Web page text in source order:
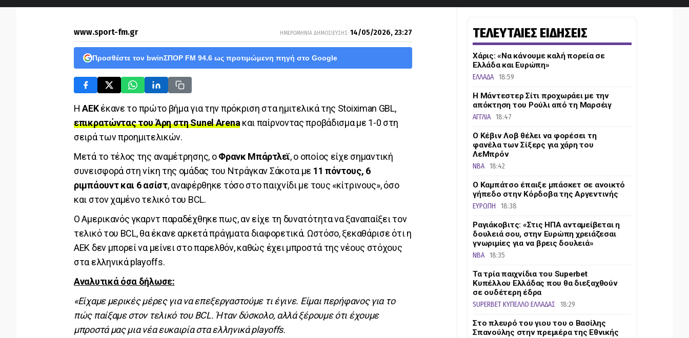
www.sport-fm.gr ΗΜΕΡΟΜΗΝΙΑ ΔΗΜΟΣΙΕΥΣΗΣ: 14/05/2026, 23:27
Προσθέστε τον bwinΣΠΟΡ FM 94.6 ως προτιμώμενη πηγή στο Google
ΗΑΕΚέκανε το πρώτο βήμα για την πρόκριση στα ημιτελικά της Stoiximan GBL,
επικρατώντας του Άρη στη Sunel Arena και παίρνοντας προβάδισμα με 1-0 στη
σειρά των προημιτελικών.
Μετά το τέλος της αναμέτρησης, οΦρανκ Μπάρτλεϊ, ο οποίος είχε σημαντική
συνεισφορά στη νίκη της ομάδας του Ντράγκαν Σάκοτα με 11 πόντους, 6
ριμπάουντ και 6 ασίστ, αναφέρθηκε τόσο στο παιχνίδι με τους «κίτρινους», όσο
και στον χαμένο τελικό του BCL.
Ο Αμερικανός γκαρντ παραδέχθηκε πως, αν είχε τη δυνατότητα να ξαναπαίξει τον
τελικό του BCL, θα έκανε αρκετά πράγματα διαφορετικά. Ωστόσο, ξεκαθάρισε ότι η
ΑΕΚ δεν μπορεί να μείνει στο παρελθόν, καθώς έχει μπροστά της νέους στόχους
στα ελληνικά playoffs.
Αναλυτικά όσα δήλωσε:
«Είχαμε μερικές μέρες για να επεξεργαστούμε τι έγινε. Είμαι περήφανος για το
πώς παίξαμε στον τελικό του BCL. Ήταν δύσκολο, αλλά ξέρουμε ότι έχουμε
μπροστά μας μια νέα ευκαιρία στα ελληνικά playoffs.
ΤΕΛΕΥΤΑΙΕΣ ΕΙΔΗΣΕΙΣ
Χάρις: «Να κάνουμε καλή πορεία σε
Ελλάδα και Ευρώπη»
ΕΛΛΑΔΑ 18:59
Η Μάντεστερ Σίτι προχωράει με την
απόκτηση του Ρούλι από τη Μαρσέιγ
ΑΓΓΛΙΑ 18:47
Ο Κέβιν Λοβ θέλει να φορέσει τη
φανέλα των Σίξερς για χάρη του
ΛεΜπρόν
NBA 18:42
Ο Καμπάτσο έπαιξε μπάσκετ σε ανοικτό
γήπεδο στην Κόρδοβα της Αργεντινής
ΕΥΡΩΠΗ 18:38
Ραγιάκοβιτς: «Στις ΗΠΑ ανταμείβεται η
δουλειά σου, στην Ευρώπη χρειάζεσαι
γνωριμίες για να βρεις δουλειά»
NBA 18:35
Τα τρία παιχνίδια του Superbet
Κυπέλλου Ελλάδας που θα διεξαχθούν
σε ουδέτερη έδρα
SUPERBET ΚΥΠΕΛΛΟ ΕΛΛΑΔΑΣ 18:29
Στο πλευρό του γιου του ο Βασίλης
Σπανούλης στην πρεμιέρα της Εθνικής